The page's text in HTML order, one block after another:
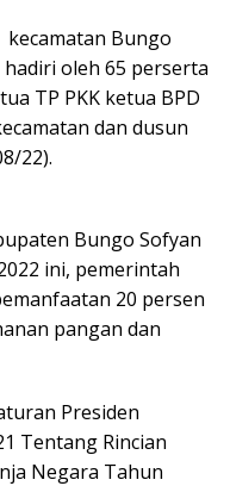
Bungo
oleh 65 perserta
TP PKK ketua BPD
dan dusun
22).
Bungo Sofyan
ini, pemerintah
20 persen
pangan dan
Presiden
Tentang Rincian
Negara Tahun